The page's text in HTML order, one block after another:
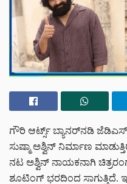
ಗೌರಿ ಆರ್ಟ್ಸ್ ಬ್ಯಾನರ್‌ನಡಿ
ಸುಷ್ಮಾ ಅಶ್ವಿನ್ ನಿರ್ಮಾಣ
ನಟ ಅಶ್ವಿನ್ ನಾಯಕನಾಗಿ
ಶೂಟಿಂಗ್ ಭರದಿಂದ ಸಾಗುತ್ತಿದೆ.